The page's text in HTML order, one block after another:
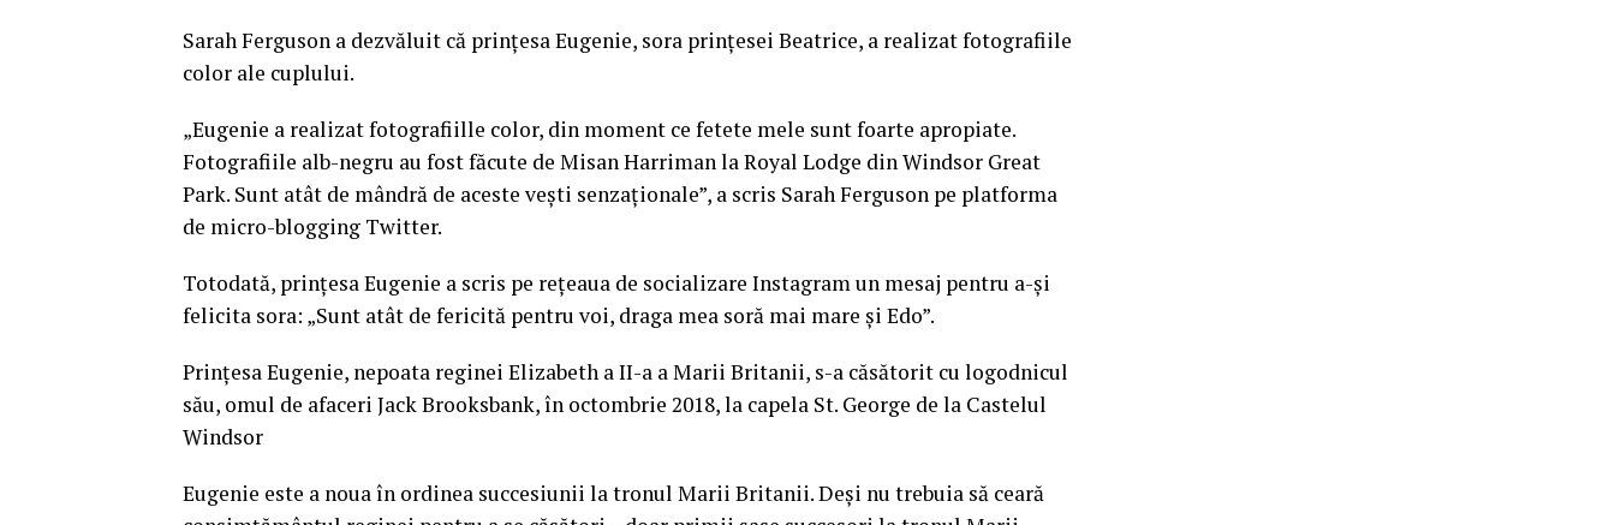
Sarah Ferguson a dezvăluit că prinţesa Eugenie, sora prinţesei Beatrice, a realizat fotografiile
color ale cuplului.
„Eugenie a realizat fotografiille color, din moment ce fetete mele sunt foarte apropiate.
Fotografiile alb-negru au fost făcute de Misan Harriman la Royal Lodge din Windsor Great
Park. Sunt atât de mândră de aceste veşti senzaţionale”, a scris Sarah Ferguson pe platforma
de micro-blogging Twitter.
Totodată, prinţesa Eugenie a scris pe reţeaua de socializare Instagram un mesaj pentru a-şi
felicita sora: „Sunt atât de fericită pentru voi, draga mea soră mai mare şi Edo”.
Prinţesa Eugenie, nepoata reginei Elizabeth a II-a a Marii Britanii, s-a căsătorit cu logodnicul
său, omul de afaceri Jack Brooksbank, în octombrie 2018, la capela St. George de la Castelul
Windsor
Eugenie este a noua în ordinea succesiunii la tronul Marii Britanii. Deşi nu trebuia să ceară